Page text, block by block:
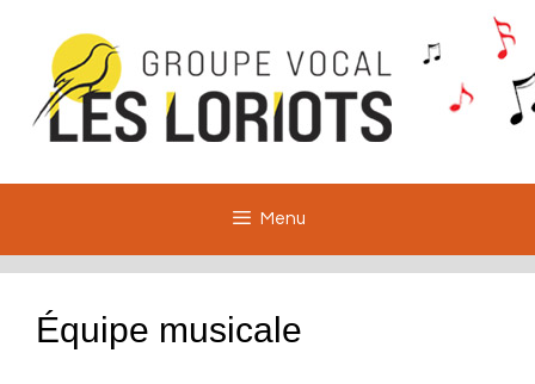
contenu
Menu
Équipe musicale